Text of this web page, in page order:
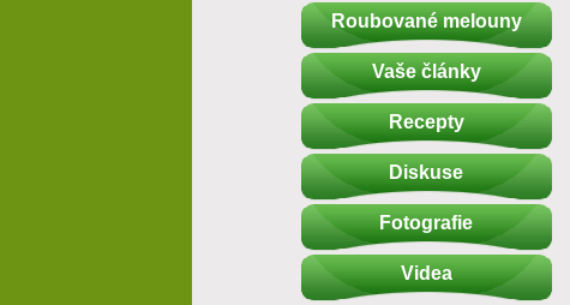
Roubované melouny
Vaše články
Recepty
Diskuse
Fotografie
Videa